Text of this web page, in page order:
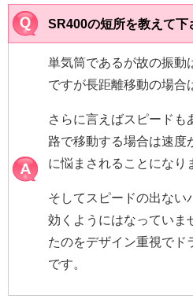
SR400の短所を教えて下
単気筒であるが故の振動
ですが長距離移動の場合
さらに言えばスピードも
路で移動する場合は速度
に悩まされることになり
そしてスピードの出ない
効くようにはなっていま
たのをデザイン重視でド
です。